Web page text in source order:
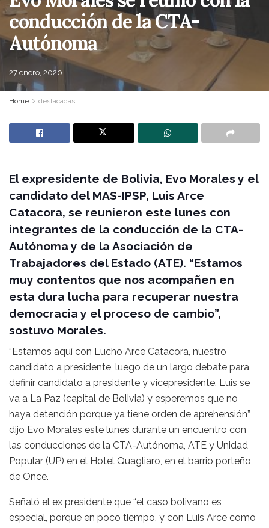
conducción de la CTA-
Autónoma
27 enero, 2020
Home destacadas
El expresidente de Bolivia, Evo Morales y el
candidato del MAS-IPSP, Luis Arce
Catacora, se reunieron este lunes con
integrantes de la conducción de la CTA-
Autónoma y de la Asociación de
Trabajadores del Estado (ATE). “Estamos
muy contentos que nos acompañen en
esta dura lucha para recuperar nuestra
democracia y el proceso de cambio”,
sostuvo Morales.
“Estamos aquí con Lucho Arce Catacora, nuestro
candidato a presidente, luego de un largo debate para
definir candidato a presidente y vicepresidente. Luis se
va a La Paz (capital de Bolivia) y esperemos que no
haya detención porque ya tiene orden de aprehensión”,
dijo Evo Morales este lunes durante un encuentro con
las conducciones de la CTA-Autónoma, ATE y Unidad
Popular (UP) en el Hotel Quagliaro, en el barrio porteño
de Once.
Señaló el ex presidente que “el caso bolivano es
especial, porque en poco tiempo, y con Luis Arce como